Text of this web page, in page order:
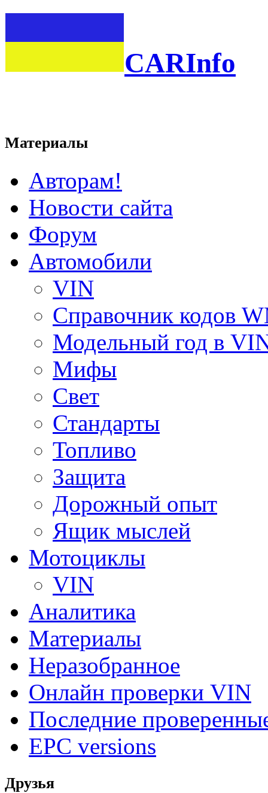
CARInfo
Материалы
Авторам!
Новости сайта
Форум
Автомобили
VIN
Справочник кодов
Модельный год в
Мифы
Свет
Стандарты
Топливо
Защита
Дорожный опыт
Ящик мыслей
Мотоциклы
VIN
Аналитика
Материалы
Неразобранное
Онлайн проверки VIN
Последние
EPC versions
Друзья